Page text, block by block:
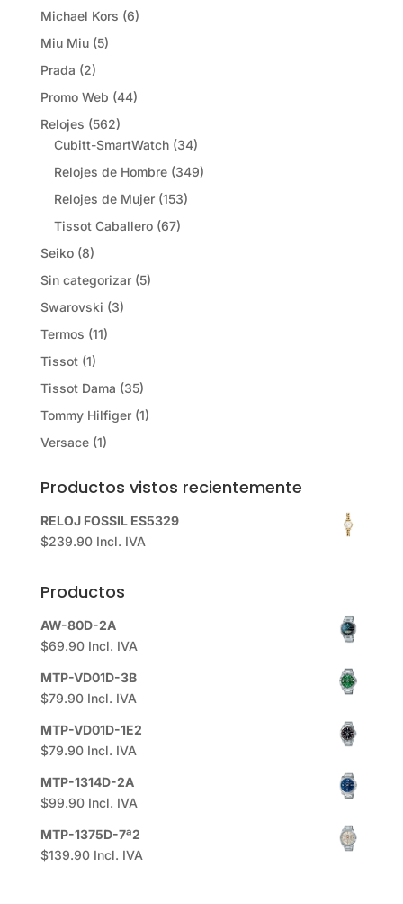
Michael Kors (6)
Miu Miu (5)
Prada (2)
Promo Web (44)
Relojes (562)
Cubitt-SmartWatch (34)
Relojes de Hombre (349)
Relojes de Mujer (153)
Tissot Caballero (67)
Seiko (8)
Sin categorizar (5)
Swarovski (3)
Termos (11)
Tissot (1)
Tissot Dama (35)
Tommy Hilfiger (1)
Versace (1)
Productos vistos recientemente
RELOJ FOSSIL ES5329
$239.90 Incl. IVA
Productos
AW-80D-2A
$69.90 Incl. IVA
MTP-VD01D-3B
$79.90 Incl. IVA
MTP-VD01D-1E2
$79.90 Incl. IVA
MTP-1314D-2A
$99.90 Incl. IVA
MTP-1375D-7ª2
$139.90 Incl. IVA